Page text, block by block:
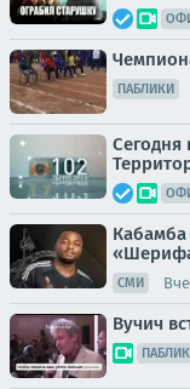
ПАБЛИКИ
Сегодня
СМИ
Вучич